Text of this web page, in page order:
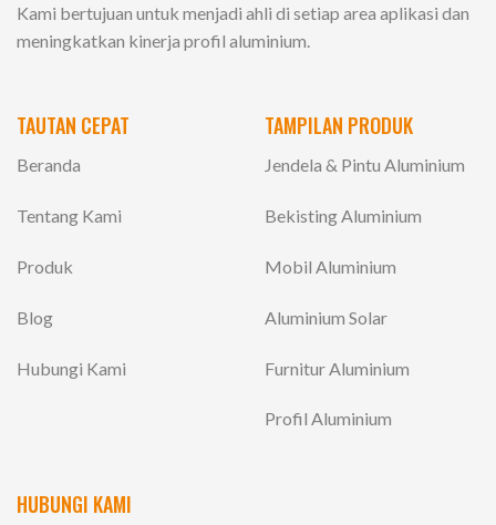
Kami bertujuan untuk menjadi ahli di setiap area aplikasi dan
meningkatkan kinerja profil aluminium.
TAUTAN CEPAT
Beranda
Tentang Kami
Produk
Blog
Hubungi Kami
TAMPILAN PRODUK
Jendela & Pintu Aluminium
Bekisting Aluminium
Mobil Aluminium
Aluminium Solar
Furnitur Aluminium
Profil Aluminium
HUBUNGI KAMI